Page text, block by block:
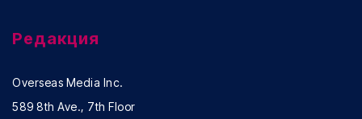
Редакция
Overseas Media Inc.
589 8th Ave., 7th Floor